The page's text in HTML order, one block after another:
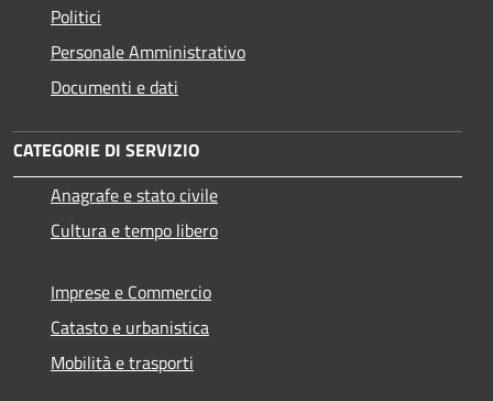
Politici
Personale Amministrativo
Documenti e dati
CATEGORIE DI SERVIZIO
Anagrafe e stato civile
Cultura e tempo libero
Imprese e Commercio
Catasto e urbanistica
Mobilità e trasporti